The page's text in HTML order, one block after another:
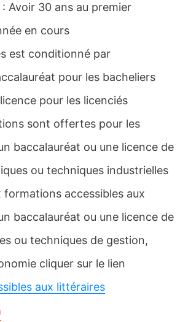
Avoir 30 ans au premier
en cours
est conditionné par
pour les bacheliers
pour les licenciés
sont offertes pour les
baccalauréat ou une licence de
ou techniques industrielles
formations accessibles aux
baccalauréat ou une licence de
ou techniques de gestion,
cliquer sur le lien
aux littéraires